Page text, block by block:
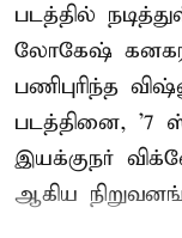
படத்தில்
லோகேஷ்
பணிபுரிந்த
படத்தினை, '7
இயக்குநர்
ஆகிய